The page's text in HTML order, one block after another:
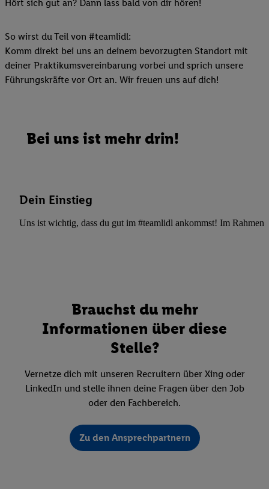
Hört sich gut an? Dann lass bald von dir hören!
So wirst du Teil von #teamlidl:
Komm direkt bei uns an deinem bevorzugten Standort mit
deiner Praktikumsvereinbarung vorbei und sprich unsere
Führungskräfte vor Ort an. Wir freuen uns auf dich!
Bei uns ist mehr drin!
Dein Einstieg
Uns ist wichtig, dass du gut im #teamlidl ankommst! Im Rahmen
Brauchst du mehr
Informationen über diese
Stelle?
Vernetze dich mit unseren Recruitern über Xing oder
LinkedIn und stelle ihnen deine Fragen über den Job
oder den Fachbereich.
Zu den Ansprechpartnern